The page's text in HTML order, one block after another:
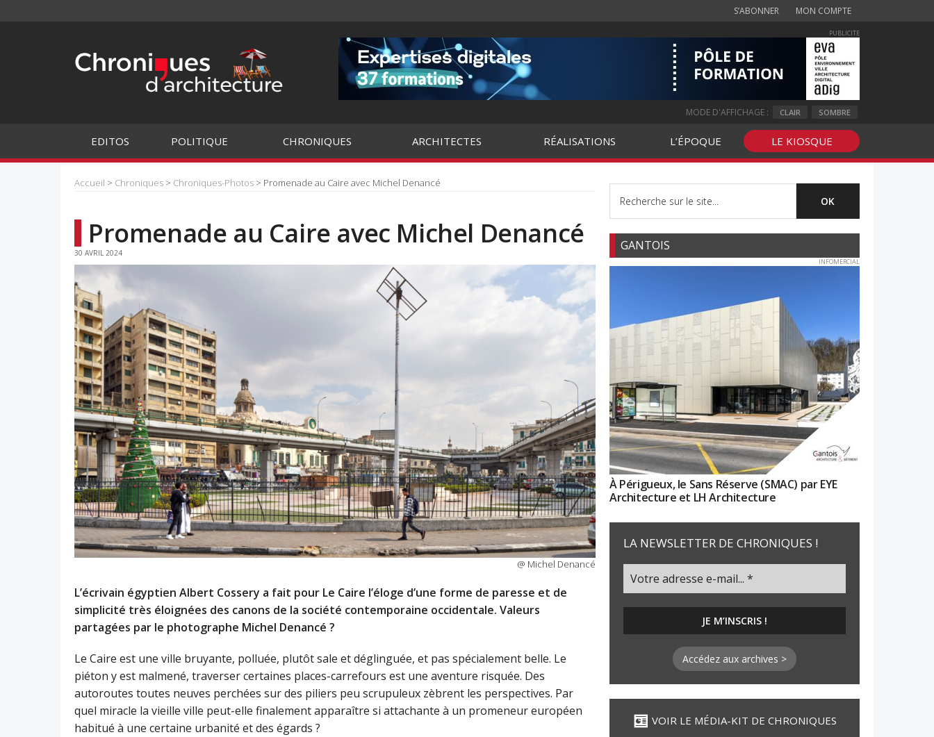
S’ABONNER MON COMPTE
PUBLICITE
MODE D'AFFICHAGE : CLAIR SOMBRE
EDITOS POLITIQUE CHRONIQUES ARCHITECTES RÉALISATIONS L’ÉPOQUE LE KIOSQUE
Accueil > Chroniques > Chroniques-Photos > Promenade au Caire avec Michel Denancé
Promenade au Caire avec Michel Denancé
30 AVRIL 2024
@ Michel Denancé
L’écrivain égyptien Albert Cossery a fait pour Le Caire l’éloge d’une forme de paresse et de
simplicité très éloignées des canons de la société contemporaine occidentale. Valeurs
partagées par le photographe Michel Denancé ?
Le Caire est une ville bruyante, polluée, plutôt sale et déglinguée, et pas spécialement belle. Le
piéton y est malmené, traverser certaines places-carrefours est une aventure risquée. Des
autoroutes toutes neuves perchées sur des piliers peu scrupuleux zèbrent les perspectives. Par
quel miracle la vieille ville peut-elle finalement apparaître si attachante à un promeneur européen
habitué à une certaine urbanité et des égards ?
GANTOIS
INFOMERCIAL
À Périgueux, le Sans Réserve (SMAC) par EYE
Architecture et LH Architecture
LA NEWSLETTER DE CHRONIQUES !
Accédez aux archives >
VOIR LE MÉDIA-KIT DE CHRONIQUES